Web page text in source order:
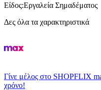
Είδος:Εργαλεία Σημαδέματος
Δες όλα τα χαρακτηριστικά
Γίνε μέλος στο SHOPFLIX
χρόνο!